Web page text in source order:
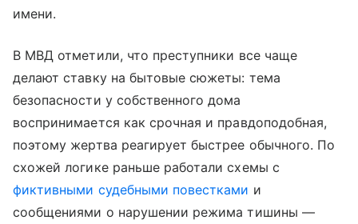
имени.
В МВД отметили, что преступники все чаще
делают ставку на бытовые сюжеты: тема
безопасности у собственного дома
воспринимается как срочная и правдоподобная,
поэтому жертва реагирует быстрее обычного. По
схожей логике раньше работали схемы с
фиктивными судебными повестками и
сообщениями о нарушении режима тишины —